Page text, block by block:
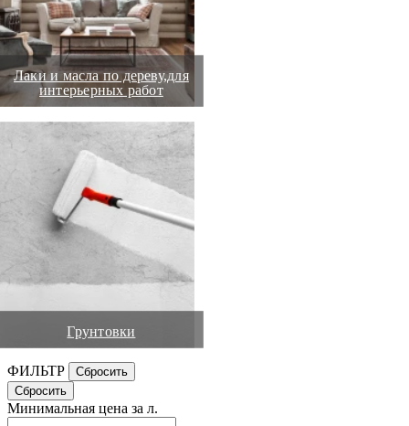
Лаки и масла по дереву,для
интерьерных работ
Грунтовки
ФИЛЬТР
Минимальная цена за л.